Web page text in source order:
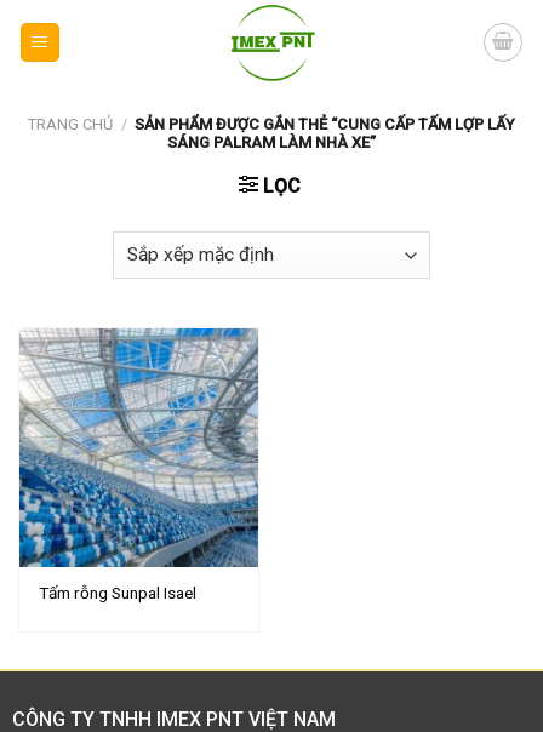
TRANG CHỦ / SẢN PHẨM ĐƯỢC GẮN THẺ “CUNG CẤP TẤM LỢP LẤY
SÁNG PALRAM LÀM NHÀ XE”
LỌC
Tấm rỗng Sunpal Isael
CÔNG TY TNHH IMEX PNT VIỆT NAM